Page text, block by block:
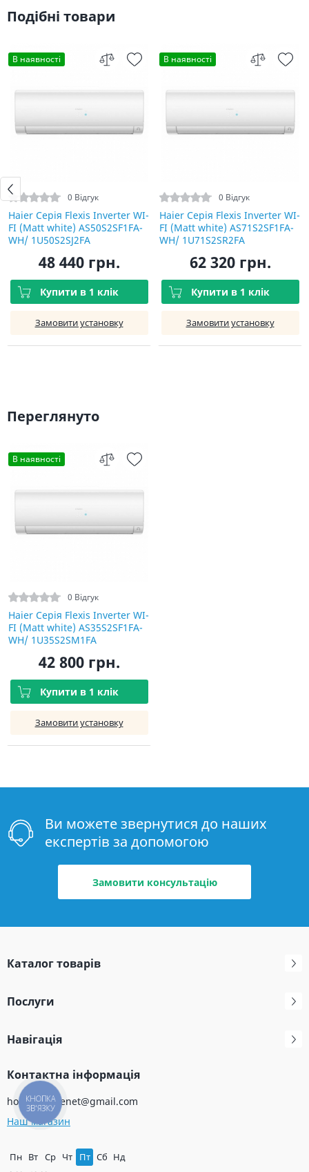
Подібні товари
В наявності
0 Відгук
Haier Серія Flexis Inverter WI-
FI (Matt white) AS50S2SF1FA-
WH/ 1U50S2SJ2FA
48 440 грн.
Купити в 1 клік
Замовити установку
В наявності
0 Відгук
Haier Серія Flexis Inverter WI-
FI (Matt white) AS71S2SF1FA-
WH/ 1U71S2SR2FA
62 320 грн.
Купити в 1 клік
Замовити установку
Переглянуто
В наявності
0 Відгук
Haier Серія Flexis Inverter WI-
FI (Matt white) AS35S2SF1FA-
WH/ 1U35S2SM1FA
42 800 грн.
Купити в 1 клік
Замовити установку
Ви можете звернутися до наших
експертів за допомогою
Замовити консультацію
Каталог товарів
Послуги
Навігація
Контактна інформація
holodservicenet@gmail.com
Наш магазин
Пн Вт Ср Чт Пт Сб Нд
КНОПКА
ЗВ'ЯЗКУ